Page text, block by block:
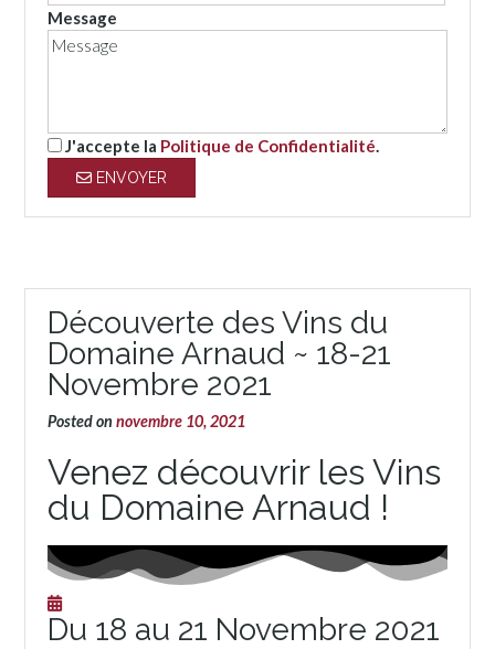
Message
J'accepte la Politique de Confidentialité
ENVOYER
Découverte des Vins du
Domaine Arnaud ~ 18-21
Novembre 2021
Posted on novembre 10, 2021
Venez découvrir les Vins
du Domaine Arnaud !
Du 18 au 21 Novembre 2021